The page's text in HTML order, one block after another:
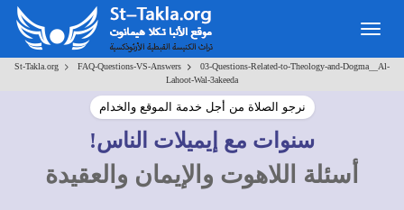
St-Takla.org > FAQ-Questions-VS-Answers >
03-Questions-Related-to-Theology-and-Dogma__Al-
Lahoot-Wal-3akeeda
نرجو الصلاة من أجل خدمة الموقع والخدام
سنوات مع إيميلات الناس!
أسئلة اللاهوت والإيمان والعقيدة